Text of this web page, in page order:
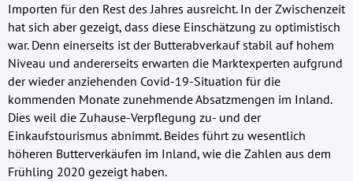
Importen für den Rest des Jahres ausreicht. In der Zwischenzeit
hat sich aber gezeigt, dass diese Einschätzung zu optimistisch
war. Denn einerseits ist der Butterabverkauf stabil auf hohem
Niveau und andererseits erwarten die Marktexperten aufgrund
der wieder anziehenden Covid-19-Situation für die
kommenden Monate zunehmende Absatzmengen im Inland.
Dies weil die Zuhause-Verpflegung zu- und der
Einkaufstourismus abnimmt. Beides führt zu wesentlich
höheren Butterverkäufen im Inland, wie die Zahlen aus dem
Frühling 2020 gezeigt haben.